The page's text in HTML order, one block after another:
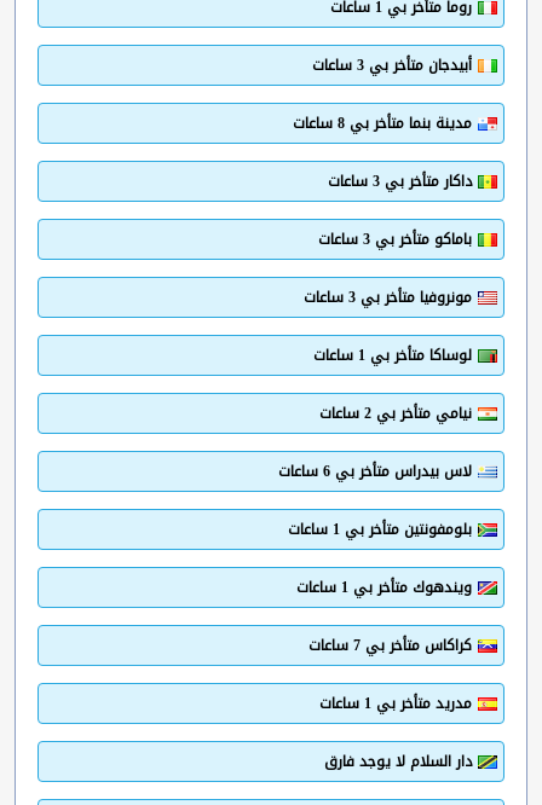
روما متأخر بي 1 ساعات
أبيدجان متأخر بي 3 ساعات
مدينة بنما متأخر بي 8 ساعات
داكار متأخر بي 3 ساعات
باماكو متأخر بي 3 ساعات
مونروفيا متأخر بي 3 ساعات
لوساكا متأخر بي 1 ساعات
نيامي متأخر بي 2 ساعات
لاس بيدراس متأخر بي 6 ساعات
بلومفونتين متأخر بي 1 ساعات
ويندهوك متأخر بي 1 ساعات
كراكاس متأخر بي 7 ساعات
مدريد متأخر بي 1 ساعات
دار السلام لا يوجد فارق